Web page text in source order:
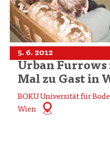
5. 6. 2012
Urban
Mal zu Gast in
BOKU Universität für
Wien